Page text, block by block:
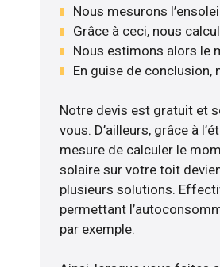
Nous mesurons
Grâce à ceci, nous
Nous estimons alors le
En guise de
Notre devis est gratuit et
vous. D’ailleurs, grâce à
mesure de calculer le
solaire sur votre toit
plusieurs solutions.
permettant
par exemple.